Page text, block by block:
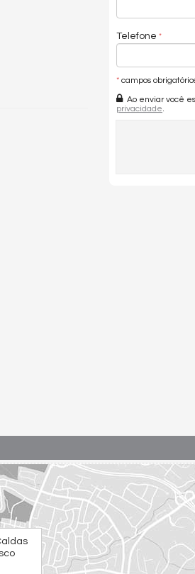
Telefone
* campos
Ao enviar você
privacidade